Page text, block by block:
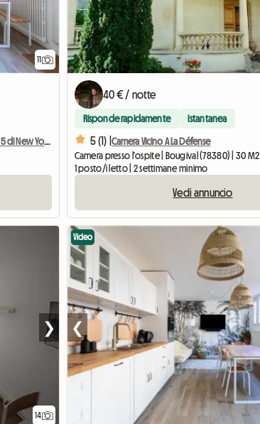
11
Ampia camera nell'accogliente coinquilino n. 5 di New York vicino a Olry
40 € / notte
Risponde rapidamente Istantanea
5 (1) | Camera Vicino A La Défense
Camera presso l'ospite | Bougival (78380) | 30 M2
1 posto/i letto | 2 settimane minimo
Vedi annuncio
14
❯
Video
❮